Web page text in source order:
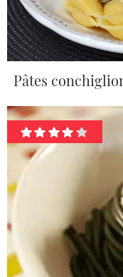
Pâtes